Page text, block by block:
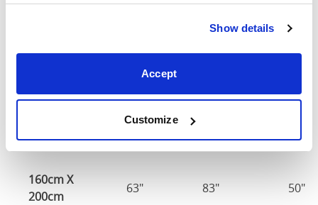
Show details
Accept
Customize
190cm
190cm
200cm
56" 83" 50"
160cm X
200cm
63" 83" 50"